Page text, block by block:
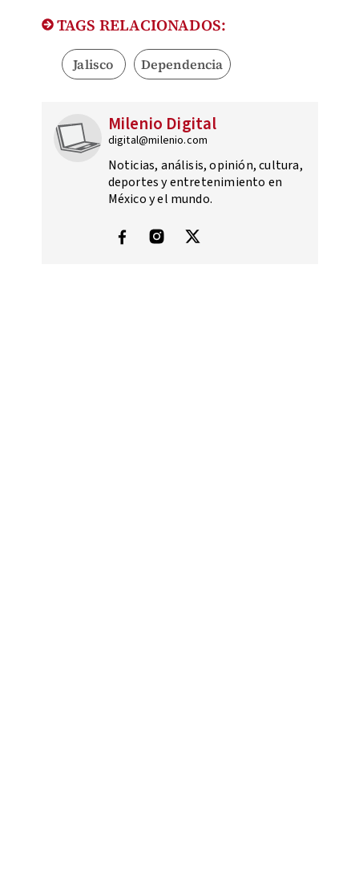
TAGS RELACIONADOS:
Jalisco Dependencia
Milenio Digital
digital@milenio.com
Noticias, análisis, opinión, cultura,
deportes y entretenimiento en
México y el mundo.